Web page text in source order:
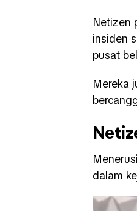
Netizen
insiden
pusat
Mereka
dalam